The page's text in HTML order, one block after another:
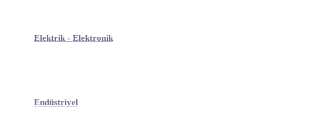
Elektrik - Elektronik
Endüstriyel